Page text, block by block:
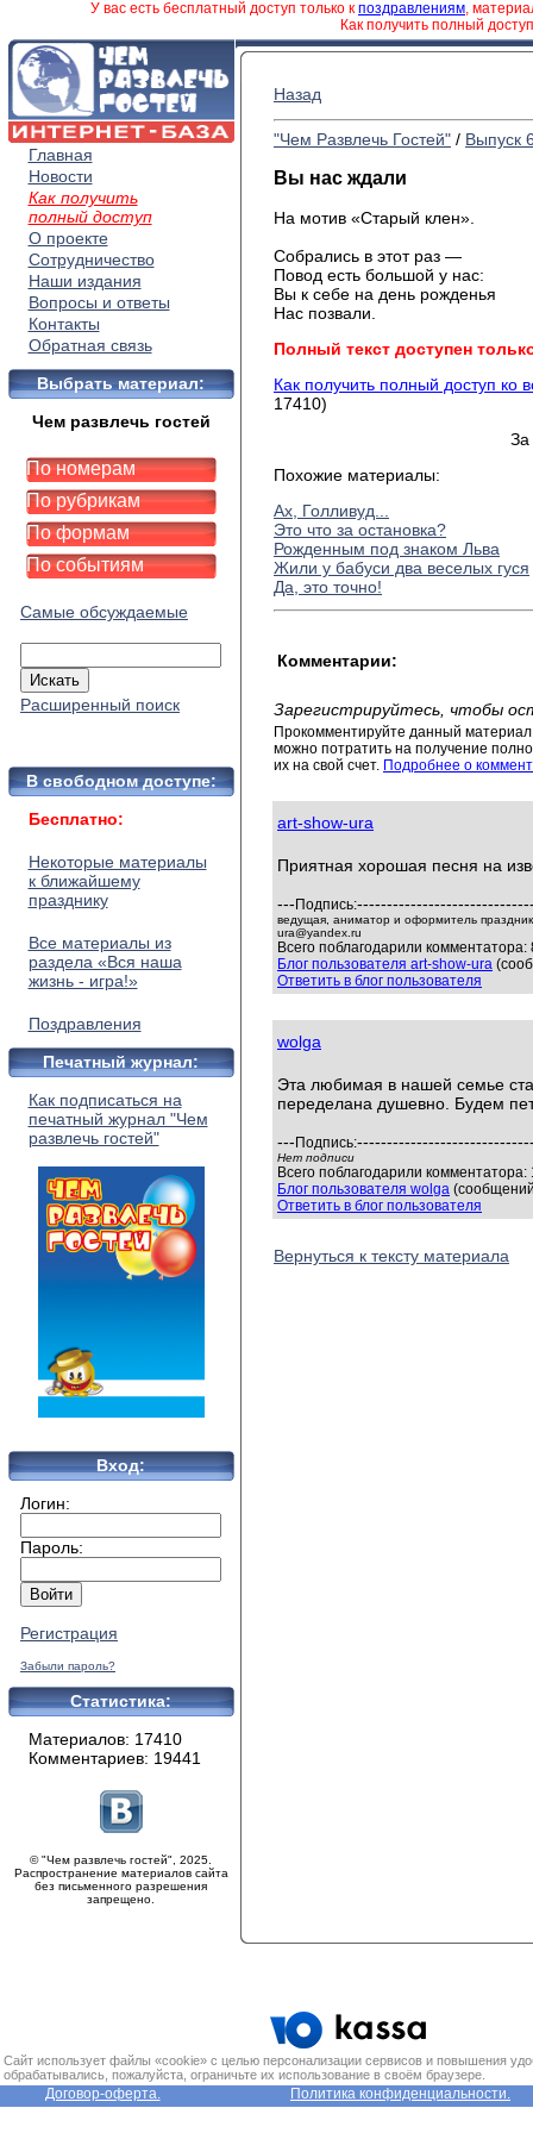
У вас есть бесплатный доступ только к поздравлениям,
Как получить полный
Главная
Новости
Как получить
полный доступ
О проекте
Сотрудничество
Наши издания
Вопросы и ответы
Контакты
Обратная связь
Выбрать материал:
Чем развлечь гостей
По номерам
По рубрикам
По формам
По событиям
Самые обсуждаемые
Расширенный поиск
В свободном доступе:
Бесплатно:
Некоторые материалы
к ближайшему
празднику
Все материалы из
раздела «Вся наша
жизнь - игра!»
Поздравления
Печатный журнал:
Как подписаться на
печатный журнал "Чем
развлечь гостей"
Вход:
Логин:
Пароль:
Регистрация
Забыли пароль?
Статистика:
Материалов: 17410
Комментариев: 19441
© "Чем развлечь гостей", 2025.
Распространение материалов сайта
без письменного разрешения
запрещено.
Назад
"Чем Развлечь Гостей" / Выпуск
Вы нас ждали
На мотив «Старый клен».
Собрались в этот раз —
Повод есть большой у нас:
Вы к себе на день рожденья
Нас позвали.
Полный текст доступен
Как получить полный доступ ко
17410)
За
Похожие материалы:
Ах, Голливуд...
Это что за остановка?
Рожденным под знаком Льва
Жили у бабуси два веселых гуся
Да, это точно!
Комментарии:
Зарегистрируйтесь, чтобы
Прокомментируйте данный
можно потратить на получение
их на свой счет. Подробнее о
art-show-ura
Приятная хорошая песня на
--- Подпись:
ведущая, аниматор и оформитель
ura@yandex.ru
Всего поблагодарили
Блог пользователя art-show-ura
Ответить в блог пользователя
wolga
Эта любимая в нашей семье
переделана душевно. Будем
--- Подпись:
Нет подписи
Всего поблагодарили
Блог пользователя wolga
Ответить в блог пользователя
Вернуться к тексту материала
Сайт использует файлы «cookie» с целью персонализации сервисов и повышения
обрабатывались, пожалуйста, ограничьте их использование в своём браузере.
Договор-оферта. Политика конфиденциальности.